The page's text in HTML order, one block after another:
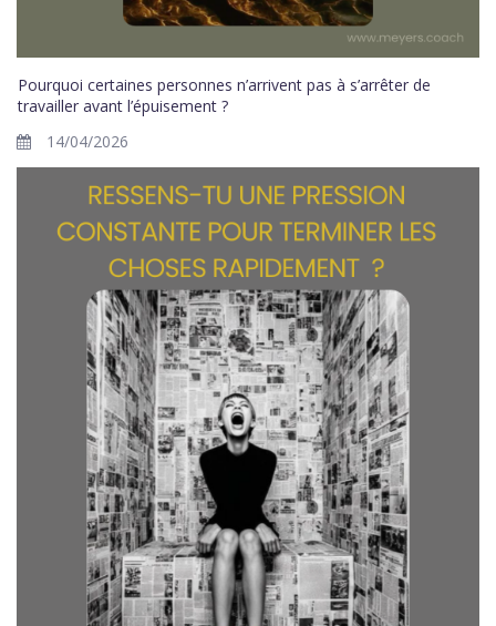
Pourquoi certaines personnes n’arrivent pas à s’arrêter de
travailler avant l’épuisement ?
14/04/2026